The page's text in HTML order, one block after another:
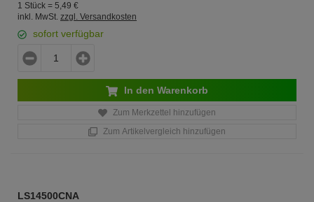
1 Stück = 5, 49 €
inkl. MwSt. zzgl. Versandkosten
sofort verfügbar
In den Warenkorb
Zum Merkzettel hinzufügen
Zum Artikelvergleich hinzufügen
LS14500CNA